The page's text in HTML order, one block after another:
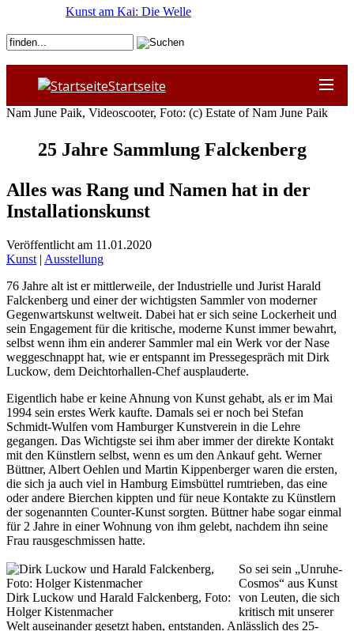
Startseite
Nam June Paik, Videoscooter, Foto: (c) Estate of Nam June Paik
25 Jahre Sammlung Falckenberg
Alles was Rang und Namen hat in der
Installationskunst
Veröffentlicht am 11.01.2020
Kunst | Ausstellung
76 Jahre alt ist er mittlerweile, der Industrielle und Jurist Harald
Falckenberg und einer der wichtigsten Sammler von moderner
Gegenwartskunst weltweit. Dabei hat er sich seine Lockerheit und
sein Engagement für die kritische, moderne Kunst immer bewahrt,
selbst wenn ihm ein anderer Sammler mal ein Werk vor der Nase
weggeschnappt hat, wie er entspannt im Pressegespräch mit Dirk
Luckow, dem Deichtorhallen-Chef ausplauderte.
Eigentlich habe er keine Ahnung von Kunst gehabt, als er im Mai
1994 sein erstes Werk kaufte. Damals sei er noch bei Stefan
Schmidt-Wulfen vom Hamburger Kunstverein in die Lehre
gegangen. Das Wichtigste sei ihm aber immer der direkte Kontakt
mit den Künstlern selbst, wenn es um den Ankauf geht. Werner
Büttner, Albert Oehlen und Martin Kippenberger waren die ersten,
die sich ja auch viel in Hamburg Eimsbüttel rumtrieben, das eine
oder andere Bierchen kippten und für neue Kontakte zu Künstlern
der sogenannten Counter-Kunst sorgten. Büttner habe sogar einmal
für 2 Jahre in einer Wohnung von ihm gelebt, nachdem ihn seine
Frau rausgeschmissen hatte.
Dirk Luckow und Harald Falckenberg, Foto:
Holger Kistenmacher
So sei sein „Unruhe-
Cosmos“ aus Kunst
von Leuten, die sich
kritisch mit unserer
Welt auseinander gesetzt haben, entstanden. Anlässlich des 25-
Kunst am Kai: Die Welle